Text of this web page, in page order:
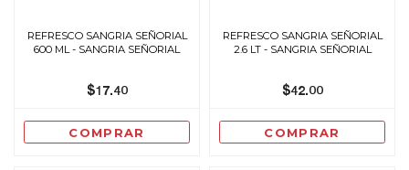
REFRESCO SANGRIA SEÑORIAL
600 ML - SANGRIA SEÑORIAL
$17.40
COMPRAR
REFRESCO SANGRIA SEÑORIAL
2.6 LT - SANGRIA SEÑORIAL
$42.00
COMPRAR